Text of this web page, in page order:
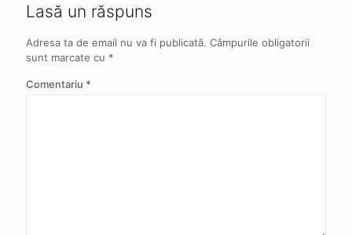
Lasă un răspuns
Adresa ta de email nu va fi publicată. Câmpurile obligatorii
sunt marcate cu *
Comentariu *